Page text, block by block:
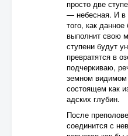
просто две
— небесная. И в
того, как
выполнит свою
ступени будут
превратятся в
подчеркиваю,
земном
состоящем как
адских глубин.
После
соединится с